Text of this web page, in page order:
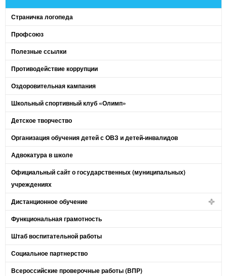
Страничка логопеда
Профсоюз
Полезные ссылки
Противодействие коррупции
Оздоровительная кампания
Школьный спортивный клуб «Олимп»
Детское творчество
Организация обучения детей с ОВЗ и детей-инвалидов
Адвокатура в школе
Официальный сайт о государственных (муниципальных)
учреждениях
Дистанционное обучение
Функциональная грамотность
Штаб воспитательной работы
Социальное партнерство
Всероссийские проверочные работы (ВПР)